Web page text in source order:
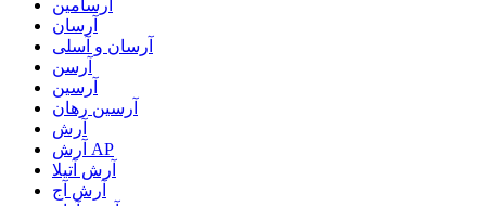
آرسامین
آرسان
آرسان و آسلی
آرسن
آرسین
آرسین رهان
آرش
آرش AP
آرش آتیلا
آرش آج